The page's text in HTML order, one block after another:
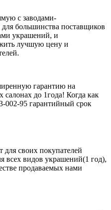
с заводами-
большинства поставщиков
украшений, и
лучшую цену и
гарантию на
салонах до 1года! Когда как
002-95 гарантийный срок
для своих покупателей
всех видов украшений(1 год),
продаваемых нами